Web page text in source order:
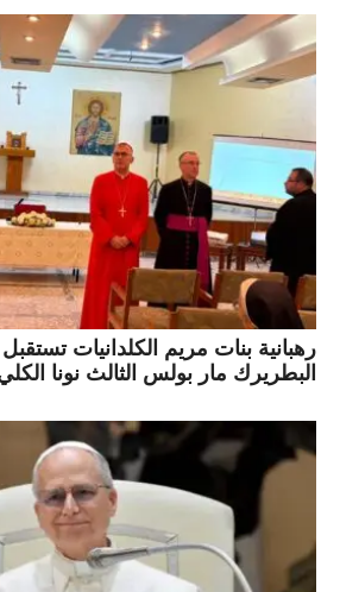
رهبانية بنات مريم الكلدانيات تستقبل
البطريرك مار بولس الثالث نونا